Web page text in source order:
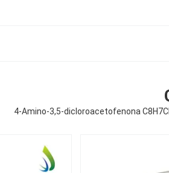
4-Amino-3,5-dicloroacetofenona